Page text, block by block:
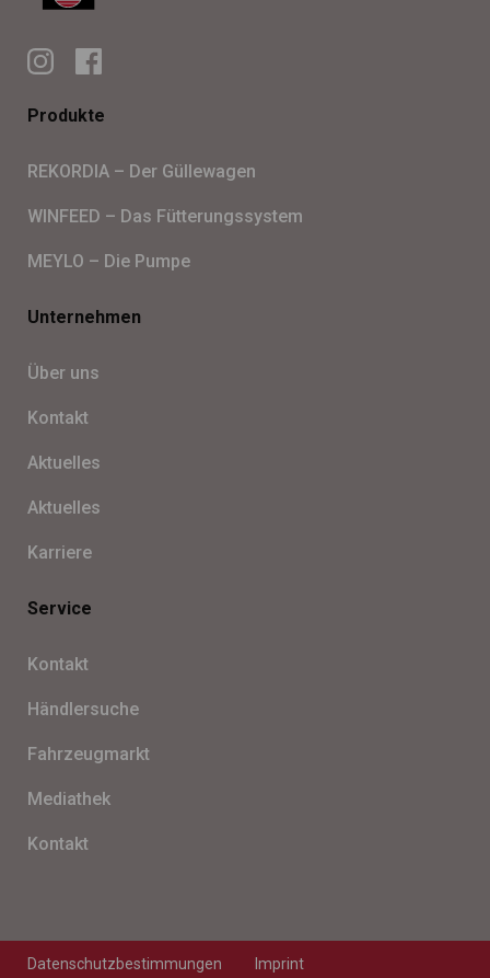
Produkte
REKORDIA – Der Gül­le­wa­gen
WINFEED – Das Füt­te­rungs­sys­tem
MEYLO – Die Pumpe
Unternehmen
Über uns
Kon­takt
Aktu­el­les
Aktu­el­les
Kar­riere
Service
Kon­takt
Händ­ler­su­che
Fahr­zeug­markt
Media­thek
Kon­takt
Daten­schutz­be­stim­mun­gen Imprint